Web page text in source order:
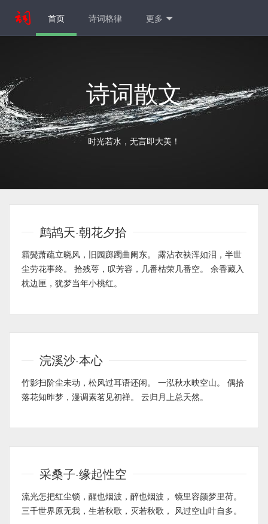
首页 诗词格律 更多
诗词散文
时光若水，无言即大美！
鹧鸪天·朝花夕拾
霜鬓萧疏立晓风，旧园踯躅曲阑东。 露沾衣袂浑如泪，半世
尘劳花事终。 拾残萼，叹芳容，几番枯荣几番空。 余香藏入
枕边匣，犹梦当年小桃红。
浣溪沙·本心
竹影扫阶尘未动，松风过耳语还闲。 一泓秋水映空山。 偶拾
落花知昨梦，漫调素茗见初禅。 云归月上总天然。
采桑子·缘起性空
流光怎把红尘锁，醒也烟波，醉也烟波， 镜里容颜梦里荷。
三千世界原无我，生若秋歌，灭若秋歌， 风过空山叶自多。